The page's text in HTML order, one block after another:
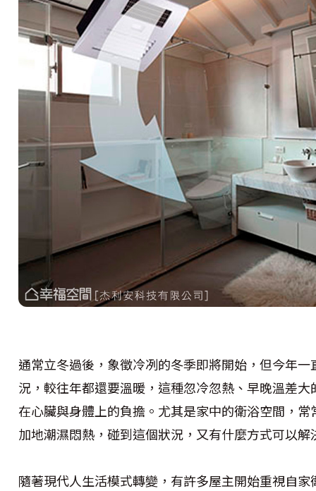
通常立冬過後，象徵冷冽的冬季即將開始，但今年
況，較往年都還要溫暖，這種忽冷忽熱、早晚溫差
在心臟與身體上的負擔。尤其是家中的衛浴空間，
加地潮濕悶熱，碰到這個狀況，又有什麼方式可以解
隨著現代人生活模式轉變，有許多屋主開始重視自